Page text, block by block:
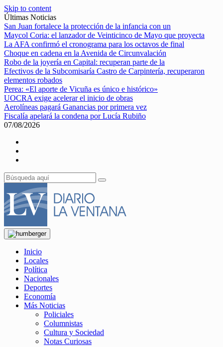
Skip to content
Últimas Noticias
San Juan fortalece la protección de la infancia con un
Maycol Coria: el lanzador de Veinticinco de Mayo que proyecta
La AFA confirmó el cronograma para los octavos de final
Choque en cadena en la Avenida de Circunvalación
Robo de la joyería en Capital: recuperan parte de la
Efectivos de la Subcomisaría Castro de Carpintería, recuperaron
elementos robados
Perea: «El aporte de Vicuña es único e histórico»
UOCRA exige acelerar el inicio de obras
Aerolíneas pagará Ganancias por primera vez
Fiscalía apelará la condena por Lucía Rubiño
07/08/2026
Inicio
Locales
Política
Nacionales
Deportes
Economía
Más Noticias
Policiales
Columnistas
Cultura y Sociedad
Notas Curiosas